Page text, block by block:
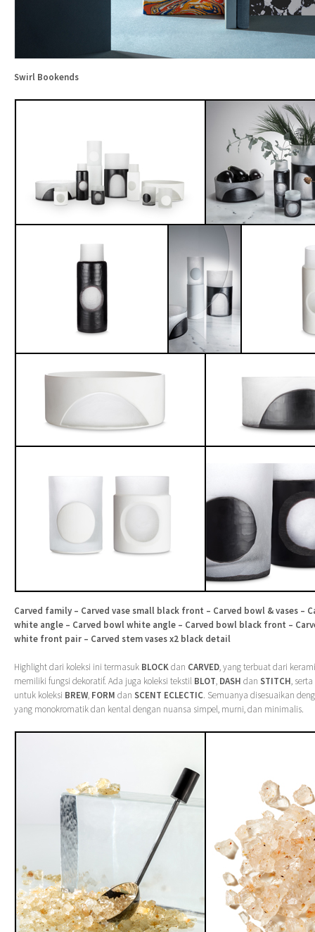
Swirl Bookends
Carved family – Carved vase small black front – Carved bowl & vases –
white angle – Carved bowl white angle – Carved bowl black front –
white front pair – Carved stem vases x2 black detail
Highlight dari koleksi ini termasuk BLOCKdan CARVED, yang terbuat dari
memiliki fungsi dekoratif. Ada juga koleksi tekstil BLOT, DASH dan STITCH,
untuk koleksi BREW, FORM dan SCENT ECLECTIC. Semuanya disesuaikan
yang monokromatik dan kental dengan nuansa simpel, murni, dan minimalis.